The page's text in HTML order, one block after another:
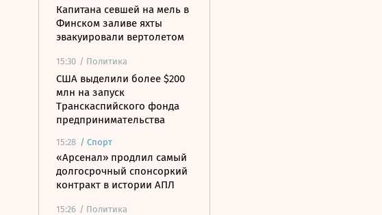
Капитана севшей на мель в
Финском заливе яхты
эвакуировали вертолетом
15:30 / Политика
США выделили более $200
млн на запуск
Транскаспийского фонда
предпринимательства
15:28 / Спорт
«Арсенал» продлил самый
долгосрочный спонсоркий
контракт в истории АПЛ
15:26 / Политика